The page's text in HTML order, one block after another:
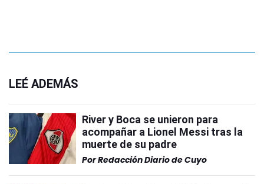
LEÉ ADEMÁS
River y Boca se unieron para
acompañar a Lionel Messi tras la
muerte de su padre
PorRedacción Diario de Cuyo